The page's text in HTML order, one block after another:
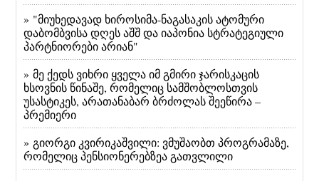
» "მიუხედავად ხიროსიმა-ნაგასაკის ატომური
დაბომბვისა დღეს აშშ და იაპონია სტრატეგიული
პარტნიორები არიან"
» მე ქედს ვიხრი ყველა იმ გმირი ჯარისკაცის
ხსოვნის წინაშე, რომელიც სამშობლოსთვის
უსასტიკეს, არათანაბარ ბრძოლას შეეწირა –
პრემიერი
» გიორგი კვირიკაშვილი: ვმუშაობთ პროგრამაზე,
რომელიც პენსიონერებზეა გათვლილი